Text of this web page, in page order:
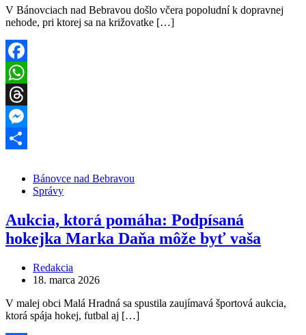
V Bánovciach nad Bebravou došlo včera popoludní k dopravnej
nehode, pri ktorej sa na križovatke […]
Facebook
WhatsApp
Threads
Messenger
Bánovce nad Bebravou
Správy
Aukcia, ktorá pomáha: Podpísaná
hokejka Marka Daňa môže byť vaša
Redakcia
18. marca 2026
V malej obci Malá Hradná sa spustila zaujímavá športová aukcia,
ktorá spája hokej, futbal aj […]